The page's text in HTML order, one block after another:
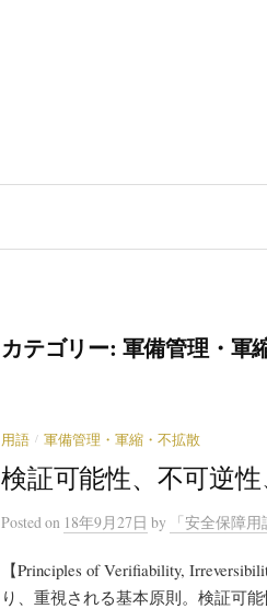
カテゴリー: 軍備管理・軍
用語 / 軍備管理・軍縮・不拡散
検証可能性、不可逆
Postedon 18年9月27日 by 「安全保障
【Principles of Verifiability,
り、重視される基本原則。検証可